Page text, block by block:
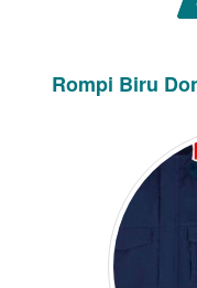
Rompi Biru